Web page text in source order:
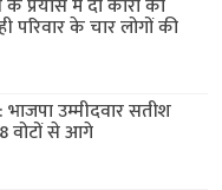
प्रयास में दो कारों की
के चार लोगों की
उम्मीदवार सतीश
वोटों से आगे